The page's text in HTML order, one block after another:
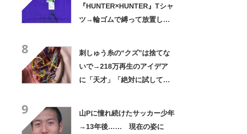
『HUNTER×HUNTER』Tシャ
ツ→輪ゴムで縛って放置した
8
刺しゅう糸の“クズ”は捨てな
いで→218万再生のアイデア
に「天才」「絶対に試してみ
9
山Pに憧れ続けたサッカー少年
→13年後…… 現在の姿に